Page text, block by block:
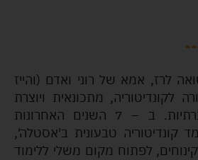
לרז, אמא של רוני ואדם (והייז
לקונדיטוריה, מתכונאית ויוצרת
תוכן ברשתות החברתיות. ב – 7 השנים האחרונות
קונדיטוריה טבעונית ב'אסטלה',
לפתוח מקום משלי ללימוד